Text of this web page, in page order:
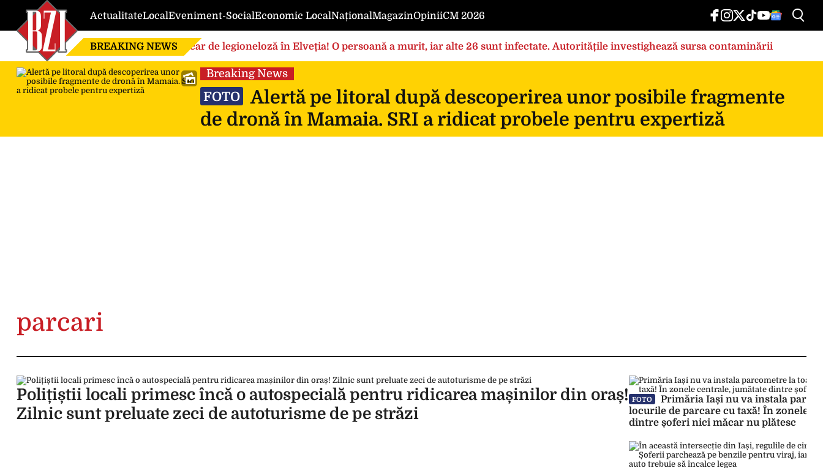
ActualitateLocalEveniment-SocialEconomic LocalNaționalMagazinOpiniiCM 2026
BREAKING NEWS Focar de legioneloză în Elveția! O persoană a murit, iar alte 26 sunt infectate. Autoritățile investighează sursa contaminării
Breaking News
FOTO
Alertă pe litoral după descoperirea unor posibile fragmente
de dronă în Mamaia. SRI a ridicat probele pentru expertiză
parcari
Polițiștii locali primesc încă o autospecială pentru ridicarea mașinilor din oraș!
Zilnic sunt preluate zeci de autoturisme de pe străzi
FOTO
Primăria Iași nu va instala
locurile de parcare cu taxă! În zonele
dintre șoferi nici măcar nu plătesc